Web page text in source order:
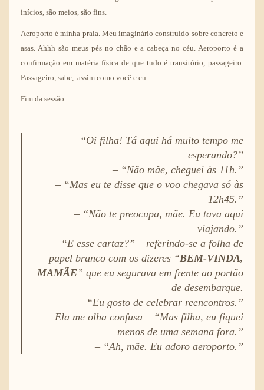
inícios, são meios, são fins.
Aeroporto é minha praia. Meu imaginário construído sobre concreto e
asas. Ahhh são meus pés no chão e a cabeça no céu. Aeroporto é a
confirmação em matéria física de que tudo é transitório, passageiro.
Passageiro, sabe, assim como você e eu.
Fim da sessão.
– “Oi filha! Tá aqui há muito tempo me
esperando?”
– “Não mãe, cheguei às 11h.”
– “Mas eu te disse que o voo chegava só às
12h45.”
– “Não te preocupa, mãe. Eu tava aqui
viajando.”
– “E esse cartaz?” – referindo-se a folha de
papel branco com os dizeres “BEM-VINDA,
MAMÃE” que eu segurava em frente ao portão
de desembarque.
– “Eu gosto de celebrar reencontros.”
Ela me olha confusa – “Mas filha, eu fiquei
menos de uma semana fora.”
– “Ah, mãe. Eu adoro aeroporto.”